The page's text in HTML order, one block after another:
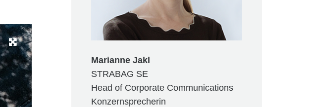
Marianne Jakl
STRABAG SE
Head of Corporate Communications
Konzernsprecherin